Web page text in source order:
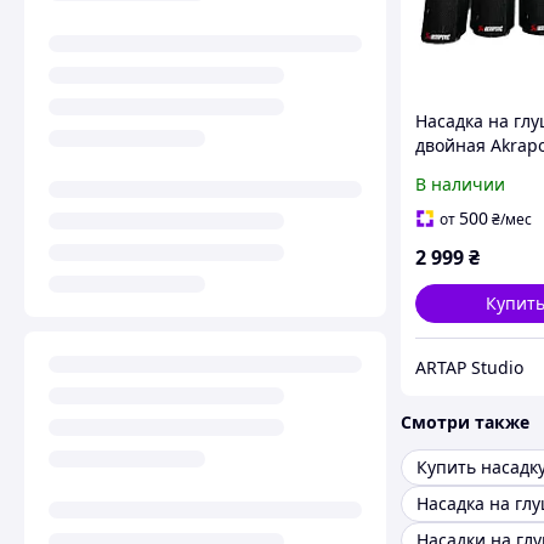
Насадка на
двойная
/ 89мм, карбон,
В наличии
от500₴/мес
2 999₴
Купить
ARTAP Studio
Смотри также